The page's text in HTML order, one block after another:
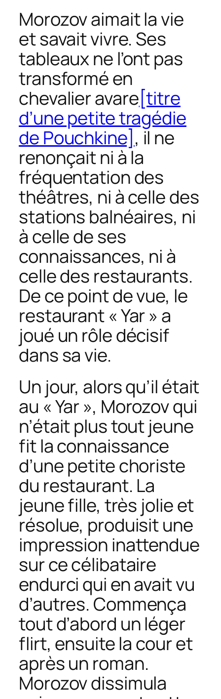
Morozov aimait la vie
et savait vivre. Ses
tableaux ne l’ont pas
transformé en
chevalier avare[titre
d’une petite tragédie
de Pouchkine], il ne
renonçait ni à la
fréquentation des
théâtres, ni à celle des
stations balnéaires, ni
à celle de ses
connaissances, ni à
celle des restaurants.
De ce point de vue, le
restaurant « Yar » a
joué un rôle décisif
dans sa vie.
Un jour, alors qu’il était
au « Yar », Morozov qui
n’était plus tout jeune
fit la connaissance
d’une petite choriste
du restaurant. La
jeune fille, très jolie et
résolue, produisit une
impression inattendue
sur ce célibataire
endurci qui en avait vu
d’autres. Commença
tout d’abord un léger
flirt, ensuite la cour et
après un roman.
Morozov dissimula